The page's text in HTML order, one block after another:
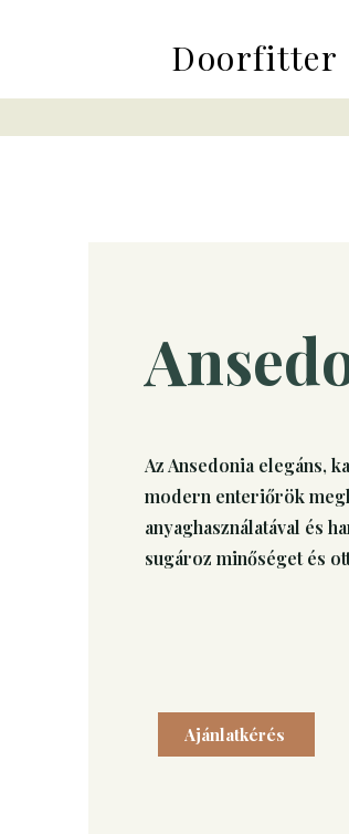
Doorfitter
Az Ansedonia elegáns,
modern enteriőrök
anyaghasználatával és
sugároz minőséget és
Ajánlatkérés